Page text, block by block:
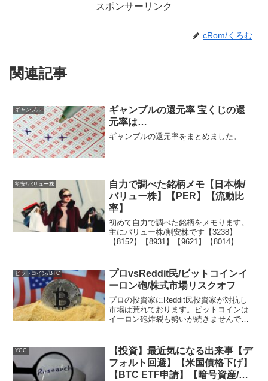
スポンサーリンク
cRom/くろむ
関連記事
ギャンブル
ギャンブルの還元率 宝くじの還
元率は…
ギャンブルの還元率をまとめました。
割安/バリュー株
自力で調べた銘柄メモ【日本株/
バリュー株】【PER】【流動比
率】
初めて自力で調べた銘柄をメモります。
主にバリュー株/割安株です【3238】
【8152】【8931】【9621】【8014】
ビットコイン/BTC
プロvsReddit民/ビットコインイ
ーロン砲/株式市場リスクオフ
プロの投資家にReddit民投資家が対抗し
市場は荒れております。ビットコインは
イーロン砲炸裂も勢いが続きませんでし
YCC
【投資】最近気になる出来事【デ
フォルト回避】【米国債格下げ】
【BTC ETF申請】【暗号資産/仮